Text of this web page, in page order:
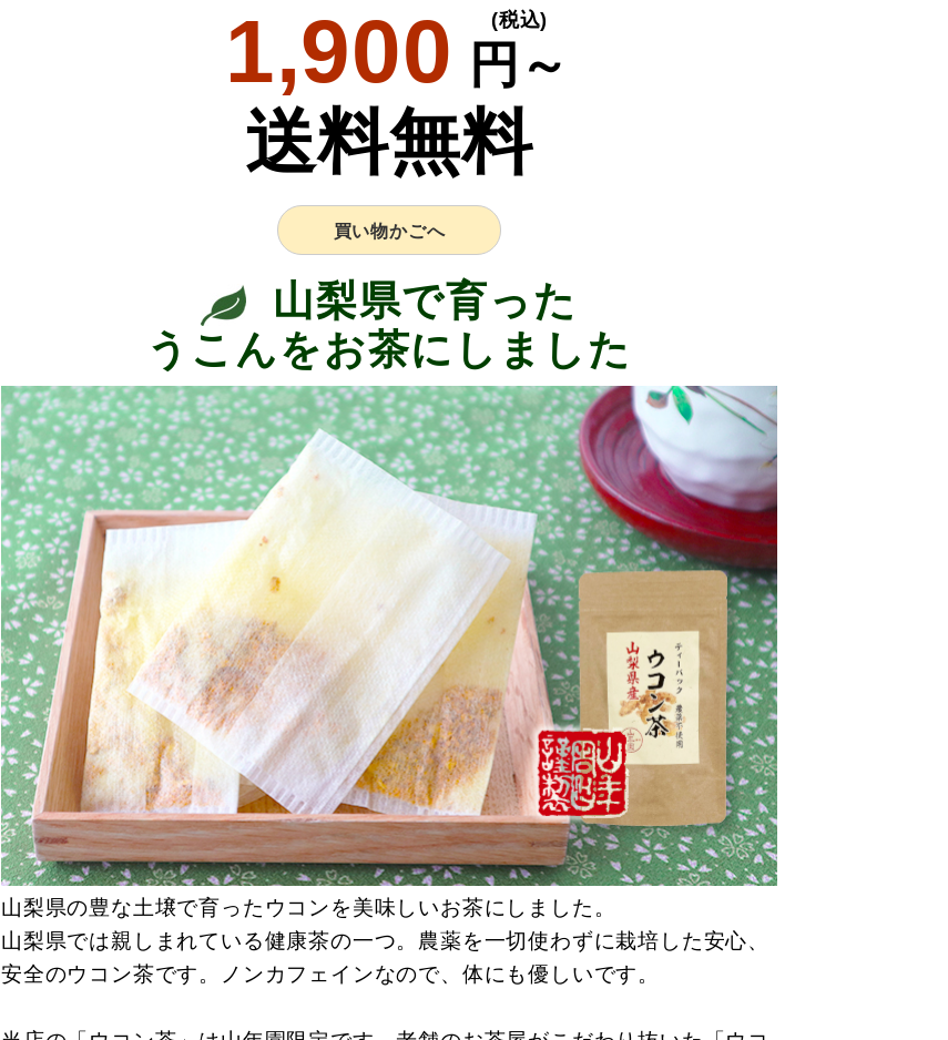
1,900 円～
(税込)
送料無料
買い物かごへ
山梨県で育った
うこんをお茶にしました
山梨県の豊な土壌で育ったウコンを美味しいお茶にしました。
山梨県では親しまれている健康茶の一つ。農薬を一切使わずに栽培した安心、
安全のウコン茶です。ノンカフェインなので、体にも優しいです。